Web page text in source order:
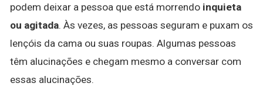
podem deixar a pessoa que está morrendo inquieta
ou agitada. Às vezes, as pessoas seguram e puxam os
lençóis da cama ou suas roupas. Algumas pessoas
têm alucinações e chegam mesmo a conversar com
essas alucinações.